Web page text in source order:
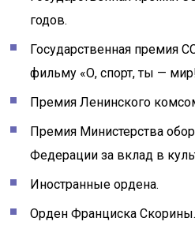
годов.
Государственная премия
фильму «О, спорт, ты —
Премия Ленинского
Премия Министерства
Федерации за вклад в
Иностранные ордена.
Орден Франциска